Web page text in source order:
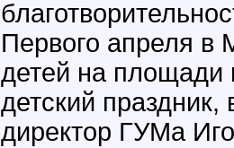
Первого апреля
детей на площади
детский
директор ГУМа